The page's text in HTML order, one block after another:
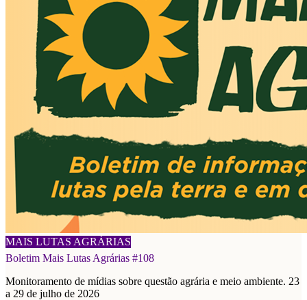
MAIS LUTAS AGRÁRIAS
03/08/2026
Boletim Mais Lutas Agrárias #108
Monitoramento de mídias sobre questão agrária e meio ambiente. 23
a 29 de julho de 2026